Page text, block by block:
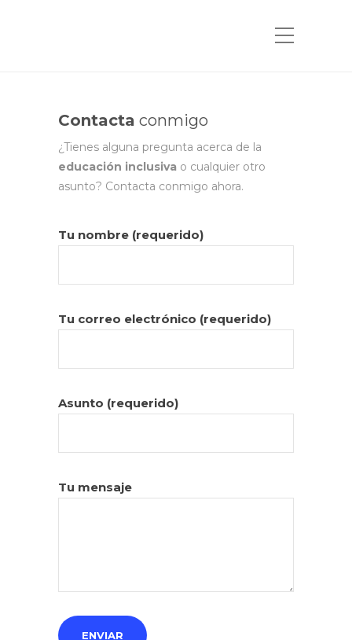
Contacta conmigo
¿Tienes alguna pregunta acerca de la
educación inclusiva o cualquier otro
asunto? Contacta conmigo ahora.
Tu nombre (requerido)
Tu correo electrónico (requerido)
Asunto (requerido)
Tu mensaje